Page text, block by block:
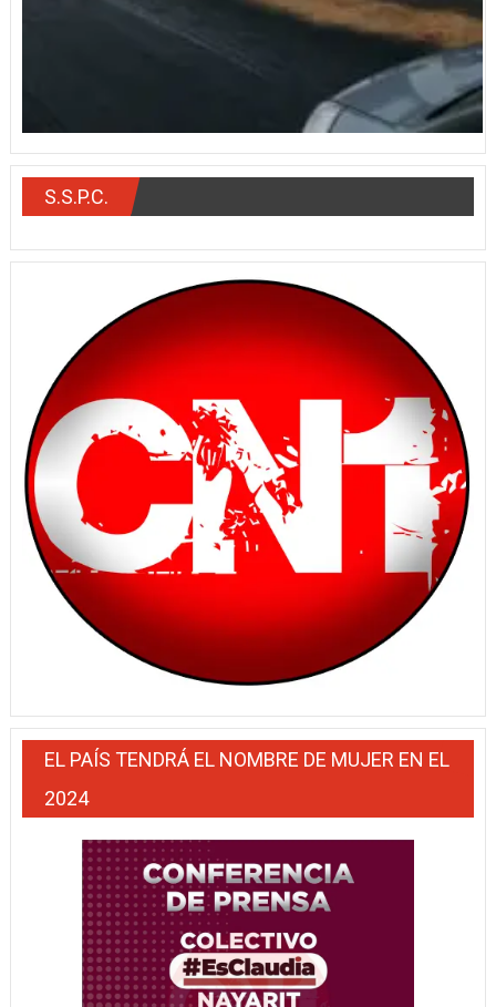
S.S.P.C.
EL PAÍS TENDRÁ EL NOMBRE DE MUJER EN EL
2024